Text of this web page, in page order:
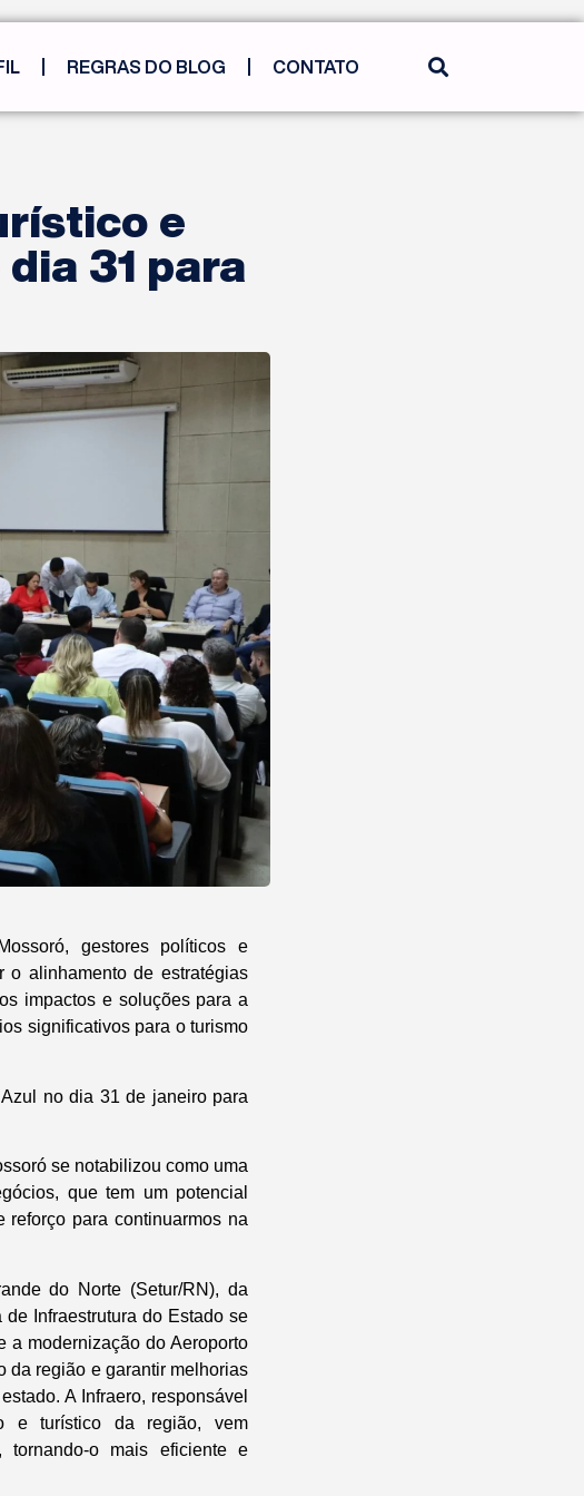
REGRAS DO BLOG CONTATO
e
31 para
gestores políticos e
o alinhamento de estratégias
impactos e soluções para a
significativos para o turismo
no dia 31 de janeiro para
se notabilizou como uma
que tem um potencial
para continuarmos na
do Norte (Setur/RN), da
Infraestrutura do Estado se
a modernização do Aeroporto
da região e garantir melhorias
A Infraero, responsável
e turístico da região, vem
tornando-o mais eficiente e